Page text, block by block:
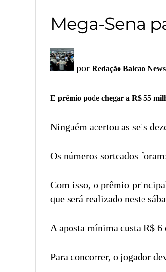
Mega-Sena
por Redação Balcao News
E prêmio pode chegar a R$ 55
Ninguém acertou as seis
Os números sorteados
Com isso, o prêmio
que será realizado neste
A aposta mínima custa R$
Para concorrer, o jogador